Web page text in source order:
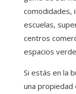
comodidades,
escuelas,
centros
espacios
Si estás en la
una propiedad